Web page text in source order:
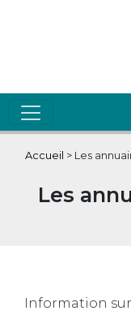
Accueil > Les
Les
Information